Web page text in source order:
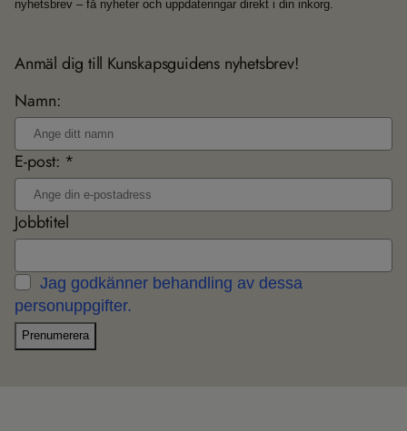
nyhetsbrev – få nyheter och uppdateringar direkt i din inkorg.
Anmäl dig till Kunskapsguidens nyhetsbrev!
Namn:
E-post: *
Jobbtitel
Jag godkänner behandling av dessa
personuppgifter.
Prenumerera